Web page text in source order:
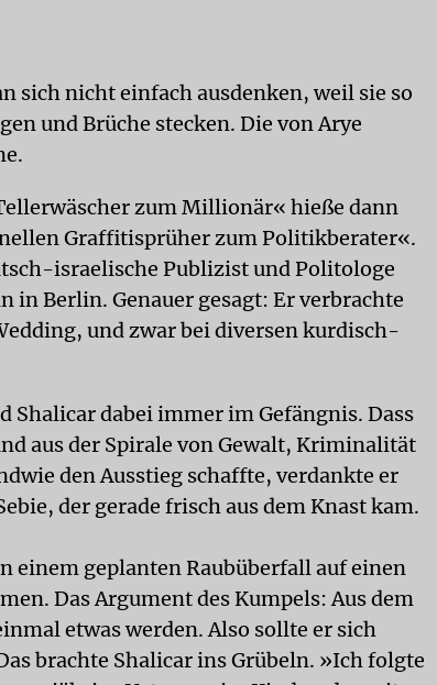
sich nicht einfach ausdenken, weil sie so
und Brüche stecken. Die von Arye
zum Millionär« hieße dann
Graffitisprüher zum Politikberater«.
israelische Publizist und Politologe
Berlin. Genauer gesagt: Er verbrachte
und zwar bei diversen kurdisch-
Shalicar dabei immer im Gefängnis. Dass
aus der Spirale von Gewalt, Kriminalität
den Ausstieg schaffte, verdankte er
der gerade frisch aus dem Knast kam.
einem geplanten Raubüberfall auf einen
Das Argument des Kumpels: Aus dem
etwas werden. Also sollte er sich
brachte Shalicar ins Grübeln. »Ich folgte